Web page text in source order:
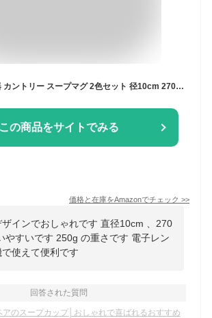
この商品をサイトでみる
価格と在庫をAmazonでチェック >>
インでおしゃれです 直径10cm 、270
やすいです 250g の重さです 電子レン
使えて便利です
回答された質問
のスープカップ│おしゃれで喜ばれるおすすめ